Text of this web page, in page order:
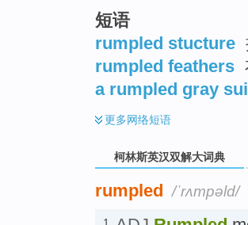
短语
rumpled stucture
rumpled feathers
a rumpled gray
更多网络短语
柯林斯英汉双解大词典
rumpled /ˈrʌmpəld/
1.